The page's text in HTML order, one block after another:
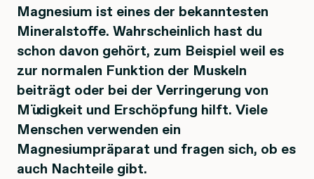
Magnesium ist eines der bekanntesten
Mineralstoffe. Wahrscheinlich hast du
schon davon gehört, zum Beispiel weil es
zur normalen Funktion der Muskeln
beiträgt oder bei der Verringerung von
Müdigkeit und Erschöpfung hilft. Viele
Menschen verwenden ein
Magnesiumpräparat und fragen sich, ob es
auch Nachteile gibt.